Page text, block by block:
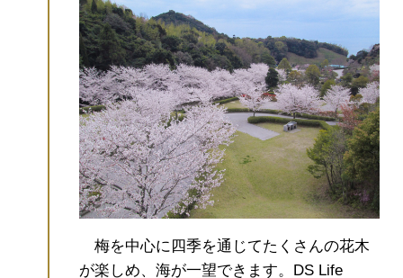
梅を中心に四季を通じてたくさんの花木
が楽しめ、海が一望できます。DS Life